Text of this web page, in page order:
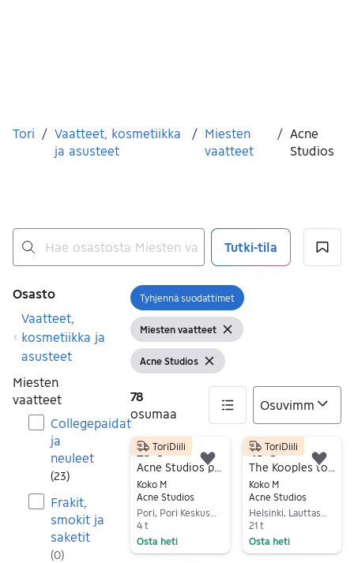
Olet tässä
Tori / Vaatteet, kosmetiikka
ja asusteet
/ Miesten
vaatteet
/ Acne
Studios
Tutki-tila
Suodattimet
Osasto
Vaatteet,
kosmetiikka ja
asusteet
Miesten
vaatteet
Collegepaidat
ja
neuleet
(23)
Frakit,
smokit ja
saketit
(0)
Avaa suodatin
Tyhjennä suodattimet
Näytä suodattimet
Miesten vaatteet Tyhjennä suodatin
Näytä suodattimet
Acne Studios Tyhjennä suodatin
78
osumaa
78 tulos(ta)
25 €
Koko M
Acne Studios
4 t
Osta heti
ToriDiili
Lisää suosikiksi.
45 €
Koko M
Acne Studios
21 t
Osta heti
ToriDiili